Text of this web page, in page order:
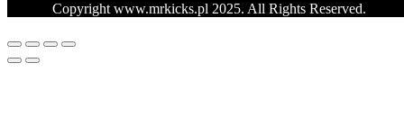
Copyright www.mrkicks.pl 2025. All Rights Reserved.